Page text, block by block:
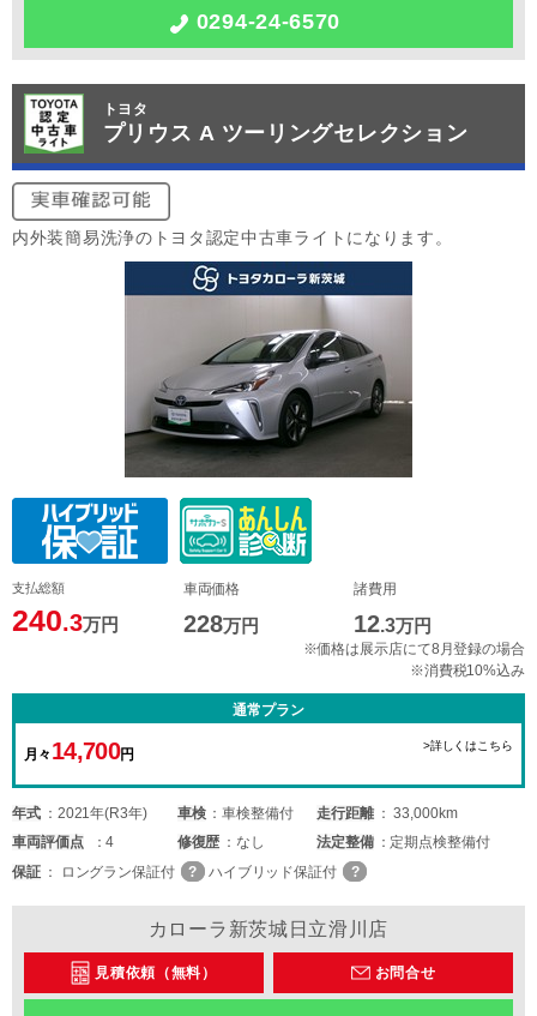
0294-24-6570
トヨタ
プリウス A ツーリングセレクション
内外装簡易洗浄のトヨタ認定中古車ライトになります。
支払総額
240.3万円
車両価格
228万円
諸費用
12.3万円
※価格は展示店にて8月登録の場合
※消費税10%込み
通常プラン
月々 14,700円
>詳しくはこちら
年式 2021年(R3年) 車検 車検整備付 走行距離
33,000km
車両評価点 4 修復歴 なし 法定整備
定期点検整備付
保証
ロングラン保証付 ハイブリッド保証付
カローラ新茨城日立滑川店
見積依頼（無料） お問合せ